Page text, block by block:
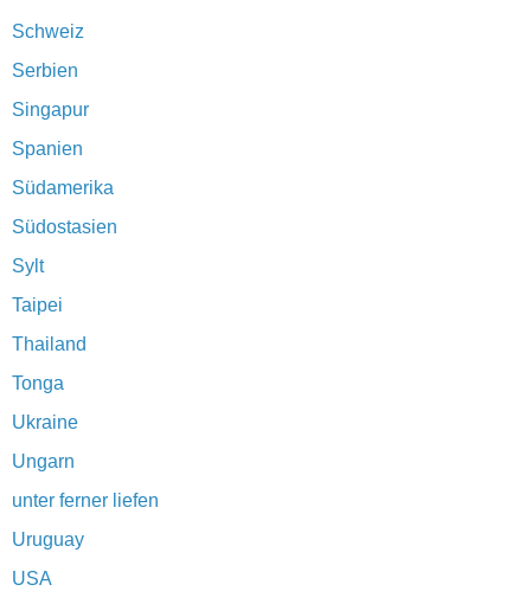
Schweiz
Serbien
Singapur
Spanien
Südamerika
Südostasien
Sylt
Taipei
Thailand
Tonga
Ukraine
Ungarn
unter ferner liefen
Uruguay
USA